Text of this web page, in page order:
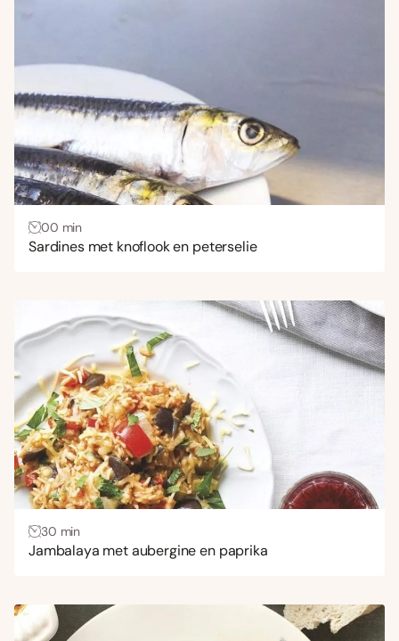
00 min
Sardines met knoflook en peterselie
30 min
Jambalaya met aubergine en paprika